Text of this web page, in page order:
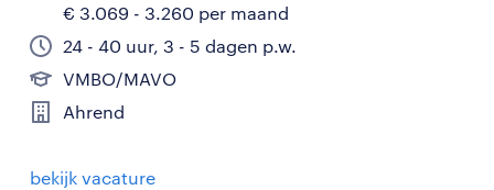
€ 3.069 - 3.260 per maand
24 - 40 uur, 3 - 5 dagen p.w.
VMBO/MAVO
Ahrend
bekijk vacature